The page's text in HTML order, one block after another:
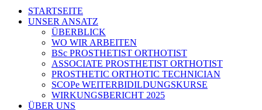
STARTSEITE
UNSER ANSATZ
ÜBERBLICK
WO WIR ARBEITEN
BSc PROSTHETIST ORTHOTIST
ASSOCIATE PROSTHETIST ORTHOTIST
PROSTHETIC ORTHOTIC TECHNICIAN
SCOPe WEITERBIDILDUNGSKURSE
WIRKUNGSBERICHT 2025
ÜBER UNS